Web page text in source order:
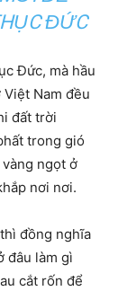
ĐỨC
Đức, mà hầu
Nam đều
đất trời
trong gió
ngọt ở
nơi nơi.
đồng nghĩa
đâu làm gì
cắt rốn để